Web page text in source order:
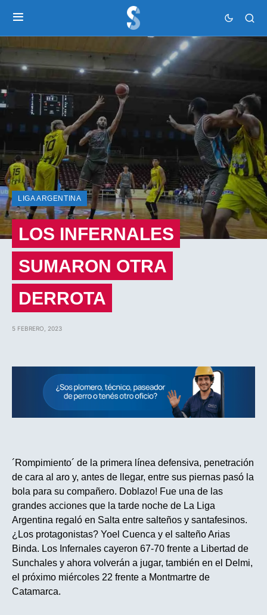
LIGA ARGENTINA
LOS INFERNALES
SUMARON OTRA
DERROTA
5 FEBRERO, 2023
´Rompimiento´ de la primera línea defensiva, penetración
de cara al aro y, antes de llegar, entre sus piernas pasó la
bola para su compañero. Doblazo! Fue una de las
grandes acciones que la tarde noche de La Liga
Argentina regaló en Salta entre salteños y santafesinos.
¿Los protagonistas? Yoel Cuenca y el salteño Arias
Binda. Los Infernales cayeron 67-70 frente a Libertad de
Sunchales y ahora volverán a jugar, también en el Delmi,
el próximo miércoles 22 frente a Montmartre de
Catamarca.